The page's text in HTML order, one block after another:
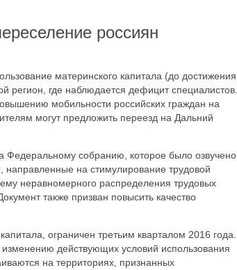
россиян
материнского капитала (до достижения
регион, где наблюдается дефицит специалистов.
мобильности российских граждан на
могут предложить переезд на Дальний
Федеральному собранию, которое было озвучено
на стимулирование трудовой
неравномерного распределения трудовых
также призван повысить качество
ограничен третьим кварталом 2016 года.
действующих условий использования
на территориях, признанных